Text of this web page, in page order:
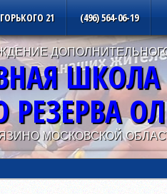
21 (496) 564-06-19
ШКОЛА
МОСКОВСКОЙ